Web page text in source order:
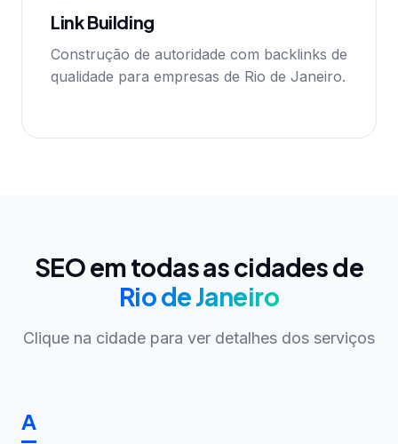
Link Building
Construção de autoridade com backlinks de
qualidade para empresas de Rio de Janeiro.
SEO em todas as cidades de
Rio de Janeiro
Clique na cidade para ver detalhes dos serviços
A